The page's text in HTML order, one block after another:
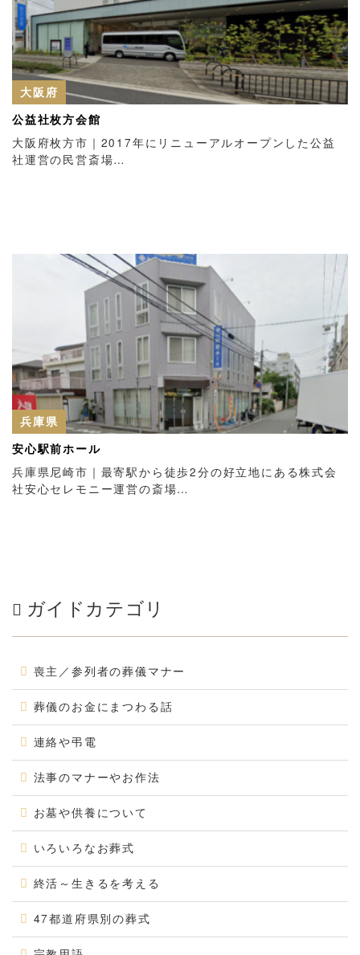
大阪府
公益社枚方会館
大阪府枚方市｜2017年にリニューアルオープンした公益
社運営の民営斎場…
兵庫県
安心駅前ホール
兵庫県尼崎市｜最寄駅から徒歩2分の好立地にある株式会
社安心セレモニー運営の斎場…
ガイドカテゴリ
喪主／参列者の葬儀マナー
葬儀のお金にまつわる話
連絡や弔電
法事のマナーやお作法
お墓や供養について
いろいろなお葬式
終活～生きるを考える
47都道府県別の葬式